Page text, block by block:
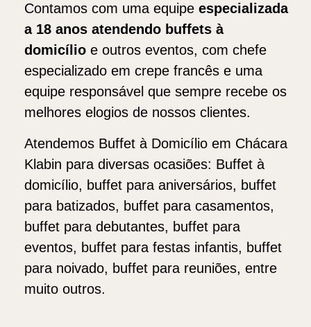
Contamos com uma equipe especializada
a 18 anos atendendo buffets à
domicílio e outros eventos, com chefe
especializado em crepe francês e uma
equipe responsável que sempre recebe os
melhores elogios de nossos clientes.
Atendemos Buffet à Domicílio em Chácara
Klabin para diversas ocasiões: Buffet à
domicílio, buffet para aniversários, buffet
para batizados, buffet para casamentos,
buffet para debutantes, buffet para
eventos, buffet para festas infantis, buffet
para noivado, buffet para reuniões, entre
muito outros.